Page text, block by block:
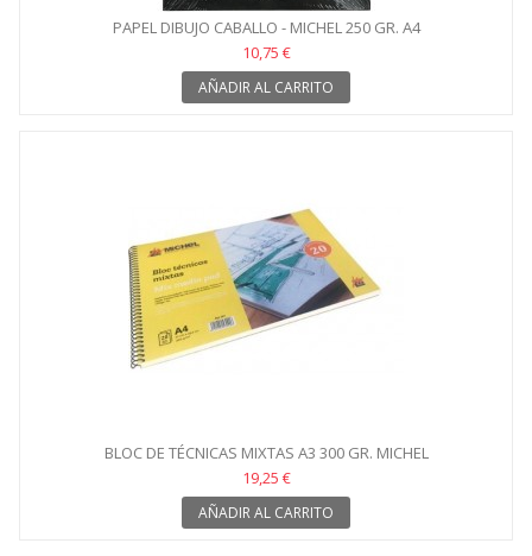
PAPEL DIBUJO CABALLO - MICHEL 250 GR. A4
10,75 €
AÑADIR AL CARRITO
BLOC DE TÉCNICAS MIXTAS A3 300 GR. MICHEL
19,25 €
AÑADIR AL CARRITO